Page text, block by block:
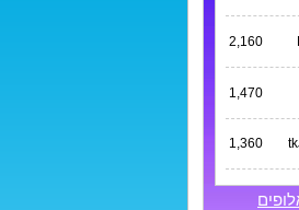
2,160
1,470
1,360